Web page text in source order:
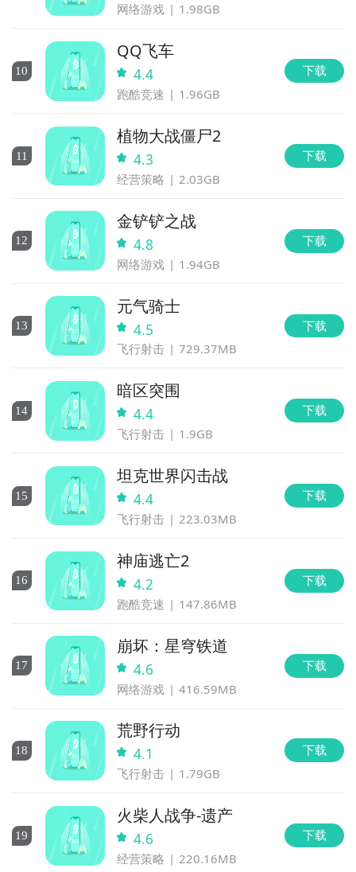
网络游戏 1.98GB
10
QQ飞车
4.4
跑酷竞速 1.96GB
下载
11
植物大战僵尸2
4.3
经营策略 2.03GB
下载
12
金铲铲之战
4.8
网络游戏 1.94GB
下载
13
元气骑士
4.5
飞行射击 729.37MB
下载
14
暗区突围
4.4
飞行射击 1.9GB
下载
15
坦克世界闪击战
4.4
飞行射击 223.03MB
下载
16
神庙逃亡2
4.2
跑酷竞速 147.86MB
下载
17
崩坏：星穹铁道
4.6
网络游戏 416.59MB
下载
18
荒野行动
4.1
飞行射击 1.79GB
下载
19
火柴人战争-遗产
4.6
经营策略 220.16MB
下载